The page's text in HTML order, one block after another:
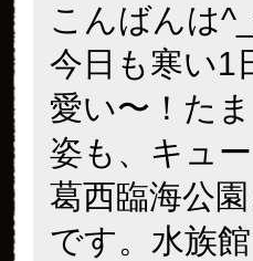
こんばんは
今日も寒い1
愛い〜！た
姿も、キュ
葛西臨海公
です。水族